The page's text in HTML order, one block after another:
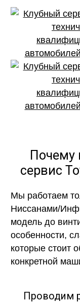
сервис
Мы работаем
Ниссанами/
модель до
особенности,
которые стоит
конкретной
Проводим